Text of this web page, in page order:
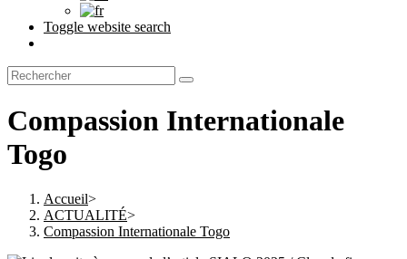
Toggle website search
Compassion Internationale
Togo
Accueil>
ACTUALITÉ>
Compassion Internationale Togo